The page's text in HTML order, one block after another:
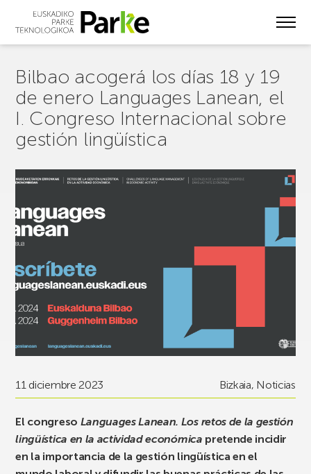
Bilbao acogerá los días 18 y 19
de enero Languages Lanean, el
I. Congreso Internacional sobre
gestión lingüística
11 diciembre 2023 Bizkaia, Noticias
El congreso Languages Lanean. Los retos de la gestión
lingüística en la actividad económica pretende incidir
en la importancia de la gestión lingüística en el